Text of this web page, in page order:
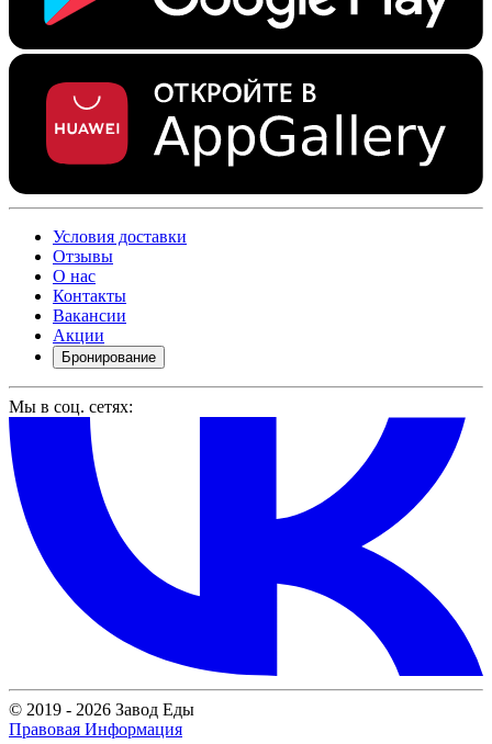
Условия доставки
Отзывы
О нас
Контакты
Вакансии
Акции
Бронирование
Мы в соц. сетях:
© 2019 - 2026 Завод Еды
Правовая Информация